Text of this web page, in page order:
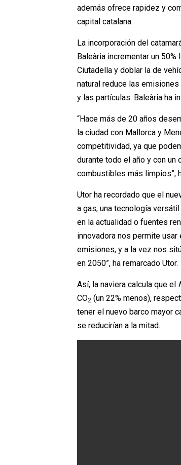
además ofrece rapidez y
capital catalana.
La incorporación del
Baleària incrementar un
Ciutadella y doblar la de
natural reduce las emisiones
y las partículas. Baleària ha
“Hace más de 20 años
la ciudad con Mallorca y
competitividad, ya que
durante todo el año y con un
combustibles más limpios”,
Utor ha recordado que el
a gas, una tecnología
en la actualidad o fuentes
innovadora nos permite
emisiones, y a la vez nos
en 2050”, ha remarcado Utor.
Así, la naviera calcula que el
CO2 (un 22% menos),
tener el nuevo barco mayor
se reducirían a la mitad.